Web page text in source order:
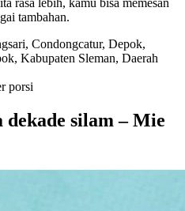
rasa lebih, kamu bisa memesan
tambahan.
Condongcatur, Depok,
Kabupaten Sleman, Daerah
porsi
dekade silam – Mie